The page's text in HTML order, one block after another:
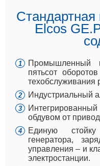
Elcos
Промышленный
пятьсот
техобслуживания
Индустриальный
обдувом от
Единую
генератора,
управления – и
электростанции.